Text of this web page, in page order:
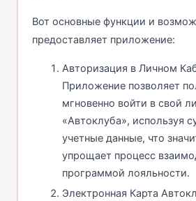
Вот основные функции и
предоставляет приложение:
Авторизация в Личном
Приложение позволяет
мгновенно войти в свой
«Автоклуба», используя
учетные данные, что
упрощает процесс
программой лояльности.
Электронная Карта